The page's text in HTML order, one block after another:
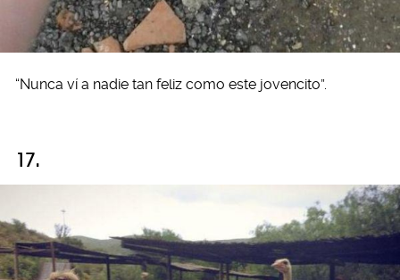
“Nunca ví a nadie tan feliz como este jovencito”.
17.